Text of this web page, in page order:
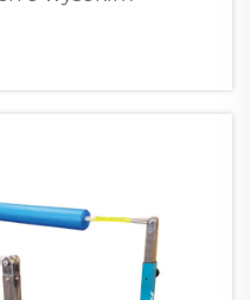
podejścia,
treningu oraz